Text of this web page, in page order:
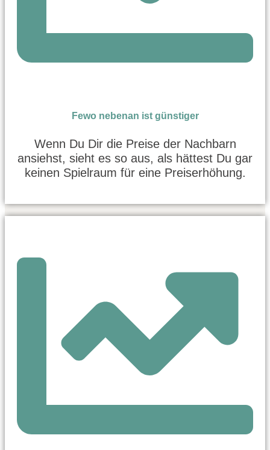
Fewo nebenan ist günstiger
Wenn Du Dir die Preise der Nachbarn
ansiehst, sieht es so aus, als hättest Du gar
keinen Spielraum für eine Preiserhöhung.